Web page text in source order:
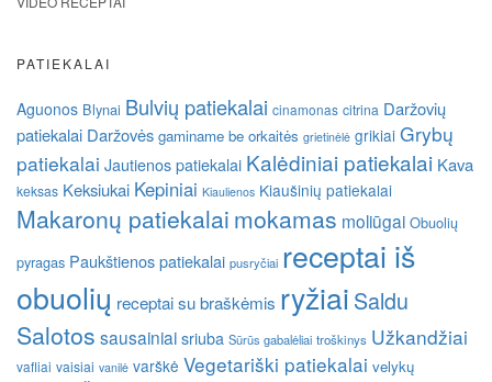
PATIEKALAI
Aguonos Blynai Bulvių patiekalai cinamonas citrina Daržovių
patiekalai Daržovės gaminame be orkaitės grietinėlė grikiai Grybų
patiekalai Jautienos patiekalai Kalėdiniai patiekalai Kava
keksas Keksiukai Kepiniai Kiaulienos Kiaušinių patiekalai
Makaronų patiekalai mokamas moliūgai Obuolių
pyragas Paukštienos patiekalai pusryčiai receptai iš
obuolių receptai su braškėmis ryžiai Saldu
Salotos sausainiai sriuba Sūrūs gabalėliai troškinys Užkandžiai
vafliai vaisiai vanilė varškė Vegetariški patiekalai velykų